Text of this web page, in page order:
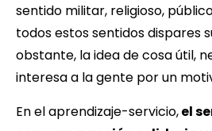
sentido militar, religioso,
todos estos sentidos dispares
obstante, la idea de cosa útil,
interesa a la gente por un
En el aprendizaje-servicio,el